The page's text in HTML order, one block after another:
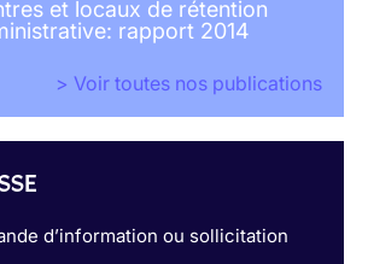
et locaux de rétention
rapport 2014
> Voir toutes nos publications
d’information ou sollicitation